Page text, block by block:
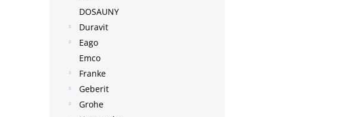
DOSAUNY
Duravit
Eago
Emco
Franke
Geberit
Grohe